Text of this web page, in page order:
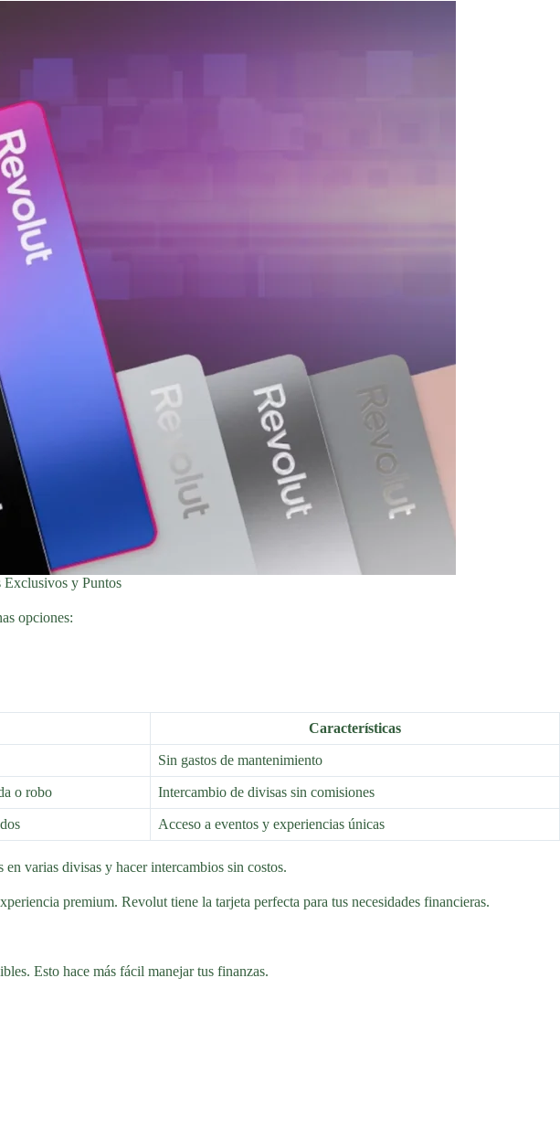
y Puntos
opciones:
Características
Sin gastos de mantenimiento
o robo Intercambio de divisas sin comisiones
Acceso a eventos y experiencias únicas
varias divisas y hacer intercambios sin costos.
premium. Revolut tiene la tarjeta perfecta para tus necesidades financieras.
Esto hace más fácil manejar tus finanzas.